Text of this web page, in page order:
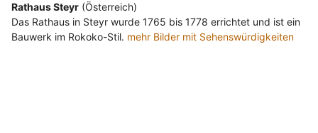
Rathaus Steyr(Österreich)
Das Rathaus in Steyr wurde 1765 bis 1778 errichtet und ist ein
Bauwerk im Rokoko-Stil. mehr Bilder mit Sehenswürdigkeiten